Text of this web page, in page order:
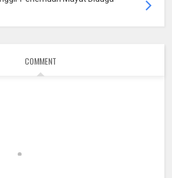
COMMENT